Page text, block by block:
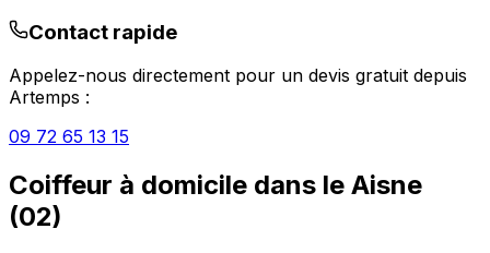
Contact rapide
Appelez-nous directement pour un devis gratuit depuis
Artemps :
09 72 65 13 15
Coiffeur à domicile dans le Aisne
(02)